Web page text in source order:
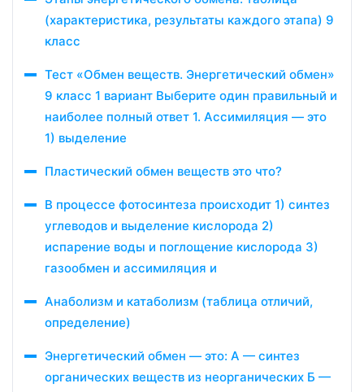
(характеристика, результаты каждого этапа) 9
класс
Тест «Обмен веществ. Энергетический обмен»
9 класс 1 вариант Выберите один правильный и
наиболее полный ответ 1. Ассимиляция — это
1) выделение
Пластический обмен веществ это что?
В процессе фотосинтеза происходит 1) синтез
углеводов и выделение кислорода 2)
испарение воды и поглощение кислорода 3)
газообмен и ассимиляция и
Анаболизм и катаболизм (таблица отличий,
определение)
Энергетический обмен — это: А — синтез
органических веществ из неорганических Б —